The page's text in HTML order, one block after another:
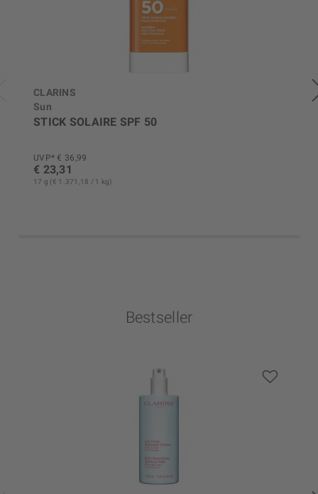
CLARINS
Sun
STICK SOLAIRE SPF 50
UVP* € 36,99
€ 23,31
17 g (€ 1.371,18 / 1 kg)
Bestseller